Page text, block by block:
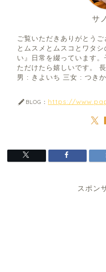
サ
ご覧いただきありがとう
とムスメとムスコとワタ
い』日常を綴っています
ただけたら嬉しいです。
男 : きよいち 三女 : つき
BLOG： https://
スポン